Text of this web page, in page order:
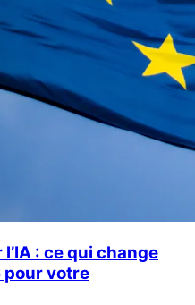
: ce qui change
pour votre